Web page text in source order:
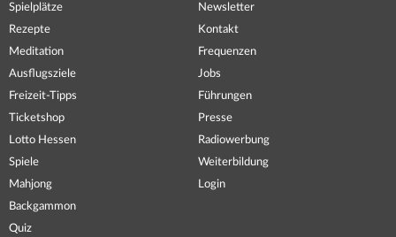
Spielplätze
Rezepte
Meditation
Ausflugsziele
Freizeit-Tipps
Ticketshop
Lotto Hessen
Spiele
Mahjong
Backgammon
Quiz
Newsletter
Kontakt
Frequenzen
Jobs
Führungen
Presse
Radiowerbung
Weiterbildung
Login